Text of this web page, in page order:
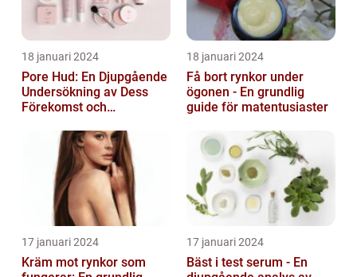
18 januari 2024
Pore Hud: En Djupgående
Undersökning av Dess
Förekomst och
18 januari 2024
Få bort rynkor under
ögonen - En grundlig
guide för matentusiaster
17 januari 2024
Kräm mot rynkor som
17 januari 2024
Bäst i test serum - En